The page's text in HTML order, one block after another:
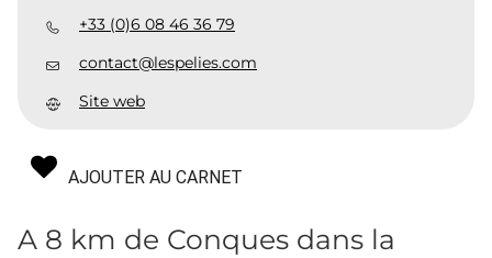
+33 (0)6 08 46 36 79
contact@lespelies.com
Site web
AJOUTER AU CARNET
A 8 km de Conques dans la